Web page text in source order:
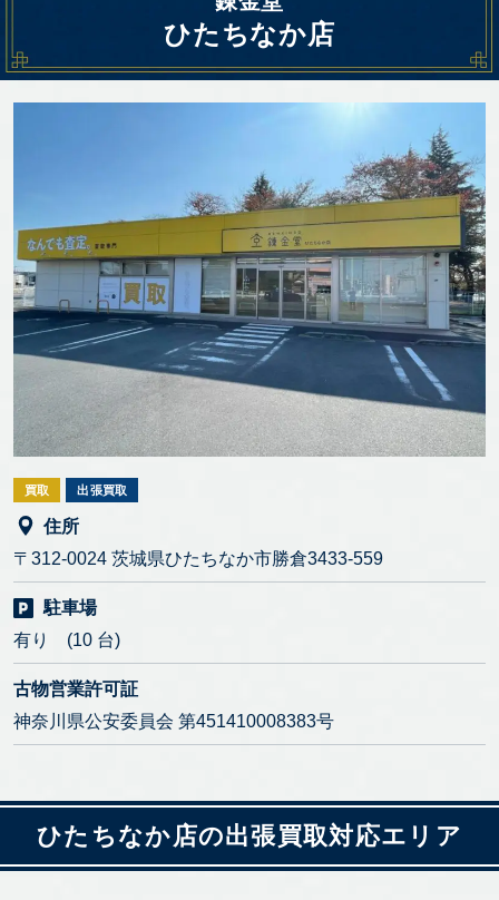
ひたちなか店
買取 出張買取
住所
〒312-0024 茨城県ひたちなか市勝倉3433-559
駐車場
有り (10 台)
古物営業許可証
神奈川県公安委員会 第451410008383号
ひたちなか店の出張買取対応エリア